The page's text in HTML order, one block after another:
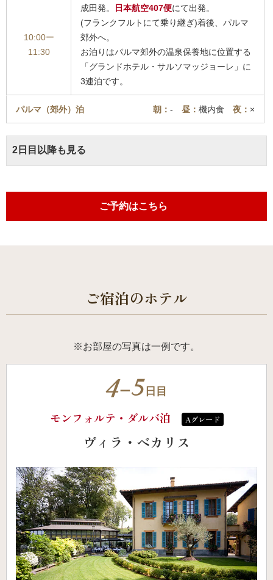
10:00ー
11:30
成田発。 日本航空407便にて出発。
(フランクフルトにて乗り継ぎ)着後、パルマ
郊外へ。
お泊りはパルマ郊外の温泉保養地に位置する
「グランドホテル・サルソマッジョーレ」に
3連泊です。
パルマ（郊外）泊 朝： - 昼： 機内食 夜： ×
2日目以降も見る
ご予約はこちら
ご宿泊のホテル
※お部屋の写真は一例です。
4ー5 日目
モンフォルテ・ダルバ泊 Aグレード
ヴィラ・ベカリス